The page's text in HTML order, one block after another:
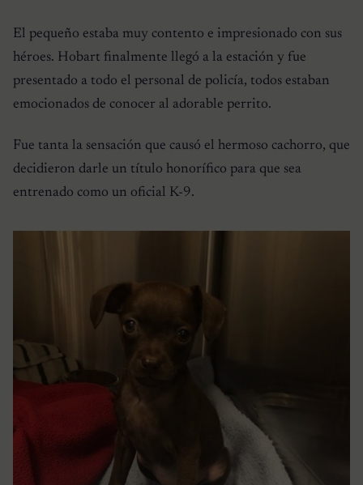
El pequeño estaba muy contento e impresionado con sus
héroes. Hobart finalmente llegó a la estación y fue
presentado a todo el personal de policía, todos estaban
emocionados de conocer al adorable perrito.
Fue tanta la sensación que causó el hermoso cachorro, que
decidieron darle un título honorífico para que sea
entrenado como un oficial K-9.